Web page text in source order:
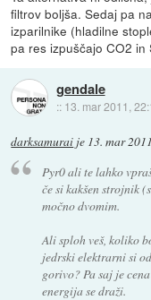
filtrov boljša. Sedaj pa
izparilnike (hladilne
pa res izpuščajo CO2 in
gendale
:: 13. mar 2011,
darksamurai je 13. mar
Pyr0 ali te lahko
če si kakšen strojnik
močno dvomim.
Ali sploh veš, koliko
jedrski elektrarni si
gorivo? Pa saj je
energija se draži.